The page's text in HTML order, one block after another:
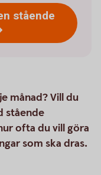
stående
månad? Vill du
stående
ofta du vill göra
som ska dras.